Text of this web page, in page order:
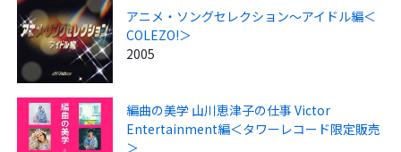
アニメ・ソングセレクション～アイドル編＜
COLEZO!＞
2005
編曲の美学 山川恵津子の仕事 Victor
Entertainment編＜タワーレコード限定販売
＞